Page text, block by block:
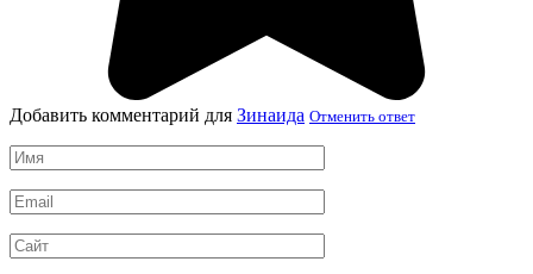
Добавить комментарий для Зинаида Отменить ответ
Имя
*
Email
*
Сайт